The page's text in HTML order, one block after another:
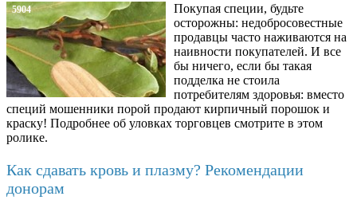
5904
Покупая специи, будьте
осторожны: недобросовестные
продавцы часто наживаются на
наивности покупателей. И все
бы ничего, если бы такая
подделка не стоила
потребителям здоровья: вместо
специй мошенники порой продают кирпичный порошок и
краску! Подробнее об уловках торговцев смотрите в этом
ролике.
Как сдавать кровь и плазму? Рекомендации
донорам